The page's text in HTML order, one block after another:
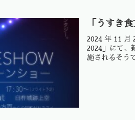
「うすき
2024 年 11 月
2024」にて、
施されるそう